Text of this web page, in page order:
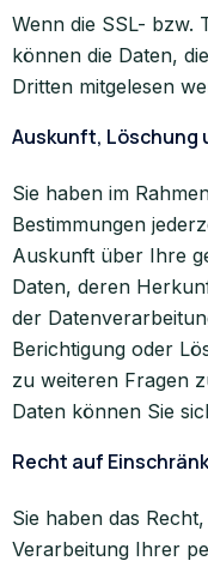
Wenn die SSL- bzw.
können die Daten,
Dritten mitgelesen
Auskunft, Löschung
Sie haben im
Bestimmungen
Auskunft über Ihre
Daten, deren
der
Berichtigung oder
zu weiteren Fragen
Daten können Sie
Recht auf
Sie haben das
Verarbeitung Ihrer